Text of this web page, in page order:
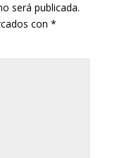
será publicada.
con *